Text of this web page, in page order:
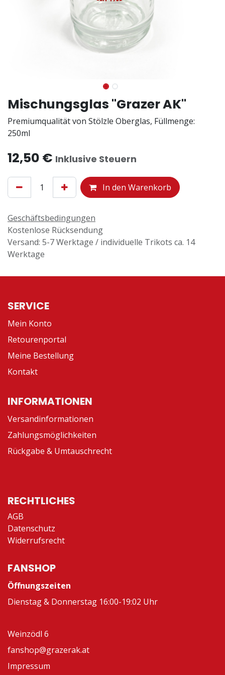
Mischungsglas "Grazer AK"
Premiumqualität von Stölzle Oberglas, Füllmenge:
250ml
12,50 € Inklusive Steuern
In den Warenkorb
Geschäftsbedingungen
Kostenlose Rücksendung
Versand: 5-7 Werktage / individuelle Trikots ca. 14
Werktage
SERVICE
Mein Konto
Retourenportal
Meine Bestellung
Kontakt
INFORMATIONEN
Versandinformationen
Zahlungsmöglichkeiten
Rückgabe & Umtauschrecht
RECHTLICHES
AGB
Datenschutz
Widerrufsrecht
FANSHOP
Öffnungszeiten
Dienstag & Donnerstag 16:00-19:02 Uhr
Weinzödl 6
fanshop@grazerak.at
Impressum